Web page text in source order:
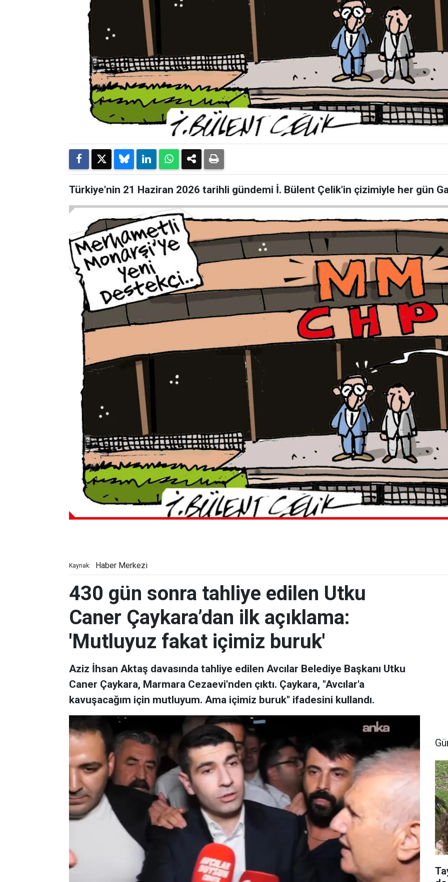
Türkiye'nin 21 Haziran 2026 tarihli gündemi İ. Bülent Çelik'in çizimiyle her gün
Kaynak: Haber Merkezi
430 gün sonra tahliye edilen Utku
Caner Çaykara’dan ilk açıklama:
'Mutluyuz fakat içimiz buruk'
Aziz İhsan Aktaş davasında tahliye edilen Avcılar Belediye Başkanı Utku
Caner Çaykara, Marmara Cezaevi'nden çıktı. Çaykara, "Avcılar'a
kavuşacağım için mutluyum. Ama içimiz buruk" ifadesini kullandı.